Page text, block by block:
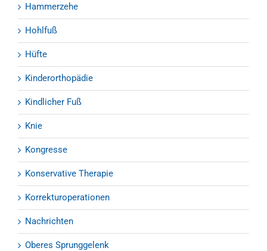
Hammerzehe
Hohlfuß
Hüfte
Kinderorthopädie
Kindlicher Fuß
Knie
Kongresse
Konservative Therapie
Korrekturoperationen
Nachrichten
Oberes Sprunggelenk